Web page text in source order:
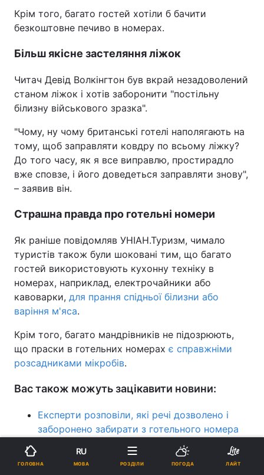
Крім того, багато гостей хотіли б бачити
безкоштовне печиво в номерах.
Більш якісне застеляння ліжок
Читач Девід Волкінгтон був вкрай незадоволений
станом ліжок і хотів заборонити "постільну
білизну військового зразка".
"Чому, ну чому британські готелі наполягають на
тому, щоб заправляти ковдру по всьому ліжку?
До того часу, як я все виправлю, простирадло
вже сповзе, і його доведеться заправляти знову",
– заявив він.
Страшна правда про готельні номери
Як раніше повідомляв УНІАН.Туризм, чимало
туристів також були шоковані тим, що багато
гостей використовують кухонну техніку в
номерах, наприклад, електрочайники або
кавоварки, для прання спідньої білизни або
варіння м'яса.
Крім того, багато мандрівників не підозрюють,
що праски в готельних номерах є справжніми
розсадниками мікробів.
Вас також можуть зацікавити новини:
Експерти розповіли, які речі дозволено і
заборонено забирати з готельного номера
Щодо міні-бару: колишня працівниця готелю
розповіла про дратівливу звичку туристів
ГОЛОВНА
RU
МОВА РОЗДІЛИ ПОГОДА ЛАЙТ